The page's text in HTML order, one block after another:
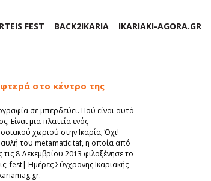
FEST BACK2IKARIA IKARIAKI-AGORA.GR
στο κέντρο της
σε μπερδεύει. Πού είναι αυτό
Είναι μια πλατεία ενός
χωριού στην Ικαρία; Όχι!
αυλή του metamatic:taf, η οποία από
τις 8 Δεκεμβρίου 2013 φιλοξένησε το
fest| Ημέρες Σύγχρονης Ικαριακής